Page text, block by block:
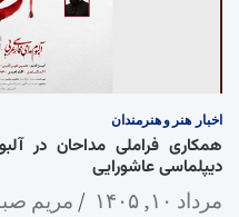
اخبار هنر و هنرمندان
همکاری فراملی مداحان در
دیپلماسی عاشورایی
مرداد ۱۰, ۱۴۰۵ مریم